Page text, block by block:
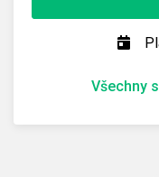
Všechny